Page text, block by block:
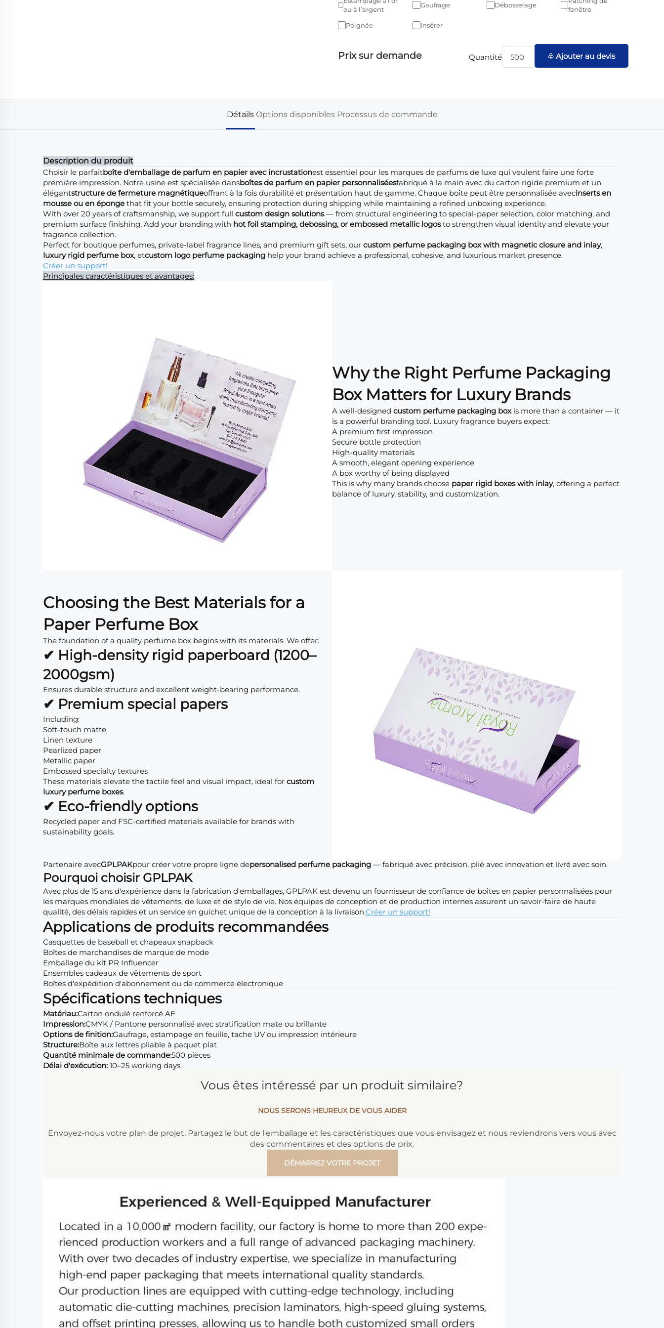
ou à l’argent
Gaufrage Débosselage
fenêtre
Poignée
Insérer
Prix sur demande Quantité ♧ Ajouter au devis
Détails Options disponibles Processus de commande
Description du produit
Choisir le parfaitboîte d'emballage de parfum en papier avec incrustationest essentiel pour les marques de parfums de luxe qui veulent faire une forte
première impression. Notre usine est spécialisée dansboîtes de parfum en papier personnaliséesfabriqué à la main avec du carton rigide premium et un
élégantstructure de fermeture magnétiqueoffrant à la fois durabilité et présentation haut de gamme. Chaque boîte peut être personnalisée avecinserts en
mousse ou en éponge that fit your bottle securely, ensuring protection during shipping while maintaining a refined unboxing experience.
With over 20 years of craftsmanship, we support full custom design solutions— from structural engineering to special-paper selection, color matching, and
premium surface finishing. Add your branding with hot foil stamping, debossing, or embossed metallic logosto strengthen visual identity and elevate your
fragrance collection.
Perfect for boutique perfumes, private-label fragrance lines, and premium gift sets, our custom perfume packaging box with magnetic closure and inlay,
luxury rigid perfume box, etcustom logo perfume packaging help your brand achieve a professional, cohesive, and luxurious market presence.
Créer un support!
Principales caractéristiques et avantages:
Why the Right Perfume Packaging
Box Matters for Luxury Brands
A well-designed custom perfume packaging boxis more than a container — it
is a powerful branding tool. Luxury fragrance buyers expect:
A premium first impression
Secure bottle protection
High-quality materials
A smooth, elegant opening experience
A box worthy of being displayed
This is why many brands choose paper rigid boxes with inlay, offering a perfect
balance of luxury, stability, and customization.
Choosing the Best Materials for a
Paper Perfume Box
The foundation of a quality perfume box begins with its materials. We offer:
✔ High-density rigid paperboard (1200–
2000gsm)
Ensures durable structure and excellent weight-bearing performance.
✔ Premium special papers
Including:
Soft-touch matte
Linen texture
Pearlized paper
Metallic paper
Embossed specialty textures
These materials elevate the tactile feel and visual impact, ideal for custom
luxury perfume boxes.
✔ Eco-friendly options
Recycled paper and FSC-certified materials available for brands with
sustainability goals.
Partenaire avecGPLPAKpour créer votre propre ligne depersonalised perfume packaging — fabriqué avec précision, plié avec innovation et livré avec soin.
Pourquoi choisir GPLPAK
Avec plus de 15 ans d'expérience dans la fabrication d'emballages, GPLPAK est devenu un fournisseur de confiance de boîtes en papier personnalisées pour
les marques mondiales de vêtements, de luxe et de style de vie. Nos équipes de conception et de production internes assurent un savoir-faire de haute
qualité, des délais rapides et un service en guichet unique de la conception à la livraison.Créer un support!
Applications de produits recommandées
Casquettes de baseball et chapeaux snapback
Boîtes de marchandises de marque de mode
Emballage du kit PR Influencer
Ensembles cadeaux de vêtements de sport
Boîtes d'expédition d'abonnement ou de commerce électronique
Spécifications techniques
Matériau:Carton ondulé renforcé AE
Impression:CMYK / Pantone personnalisé avec stratification mate ou brillante
Options de finition:Gaufrage, estampage en feuille, tache UV ou impression intérieure
Structure:Boîte aux lettres pliable à paquet plat
Quantité minimale de commande:500 pièces
Délai d'exécution: 10–25 working days
Vous êtes intéressé par un produit similaire?
NOUS SERONS HEUREUX DE VOUS AIDER
Envoyez-nous votre plan de projet. Partagez le but de l'emballage et les caractéristiques que vous envisagez et nous reviendrons vers vous avec
des commentaires et des options de prix.
DÉMARREZ VOTRE PROJET